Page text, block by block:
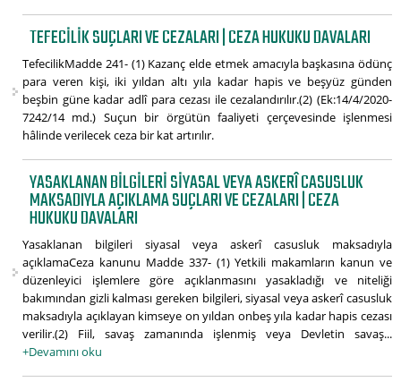
TEFECILIK SUÇLARI VE CEZALARI | CEZA HUKUKU DAVALARI
TefecilikMadde 241- (1) Kazanç elde etmek amacıyla başkasına ödünç
para veren kişi, iki yıldan altı yıla kadar hapis ve beşyüz günden
beşbin güne kadar adlî para cezası ile cezalandırılır.(2) (Ek:14/4/2020-
7242/14 md.) Suçun bir örgütün faaliyeti çerçevesinde işlenmesi
hâlinde verilecek ceza bir kat artırılır.
YASAKLANAN BILGILERI SIYASAL VEYA ASKERÎ CASUSLUK
MAKSADIYLA AÇIKLAMA SUÇLARI VE CEZALARI | CEZA
HUKUKU DAVALARI
Yasaklanan bilgileri siyasal veya askerî casusluk maksadıyla
açıklamaCeza kanunu Madde 337- (1) Yetkili makamların kanun ve
düzenleyici işlemlere göre açıklanmasını yasakladığı ve niteliği
bakımından gizli kalması gereken bilgileri, siyasal veya askerî casusluk
maksadıyla açıklayan kimseye on yıldan onbeş yıla kadar hapis cezası
verilir.(2) Fiil, savaş zamanında işlenmiş veya Devletin savaş...
+Devamını oku